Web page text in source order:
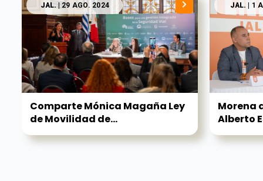
JAL. | 29 AGO. 2024
Comparte Mónica Magaña Ley
de Movilidad de...
JAL. | 1
Morena
Alberto